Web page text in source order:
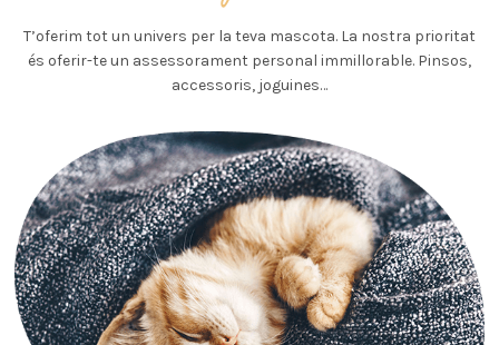
T’oferim tot un univers per la teva mascota. La nostra prioritat
és oferir-te un assessorament personal immillorable. Pinsos,
accessoris, joguines…